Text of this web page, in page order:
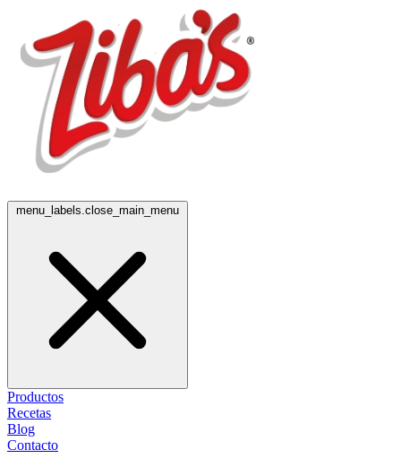
menu_labels.close_main_menu
Productos
Recetas
Blog
Contacto